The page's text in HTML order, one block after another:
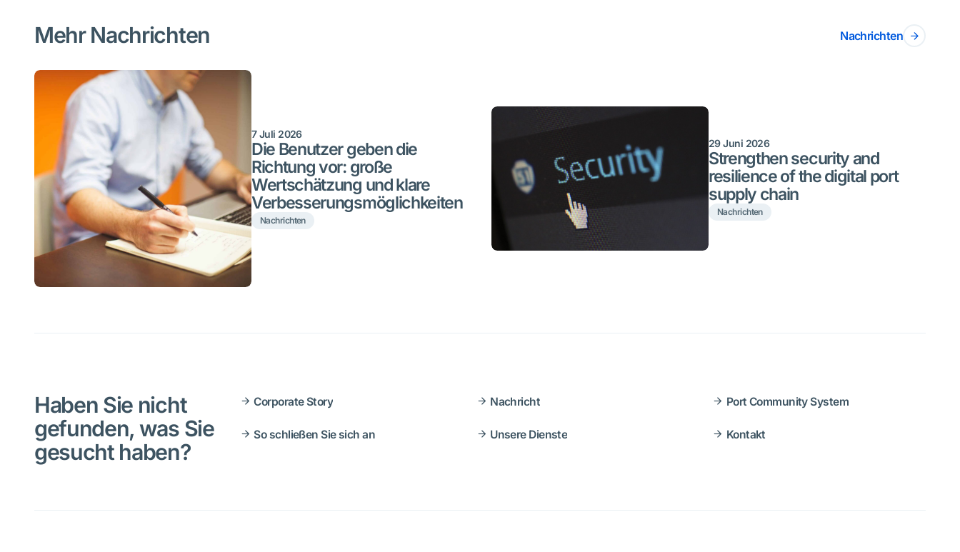
Mehr Nachrichten Nachrichten
7 Juli 2026
Die Benutzer geben die
Richtung vor: große
Wertschätzung und klare
Verbesserungsmöglichkeiten
Nachrichten
29 Juni 2026
Strengthen security and
resilience of the digital port
supply chain
Nachrichten
Haben Sie nicht
gefunden, was Sie
gesucht haben?
Corporate Story Nachricht Port Community System
So schließen Sie sich an Unsere Dienste Kontakt